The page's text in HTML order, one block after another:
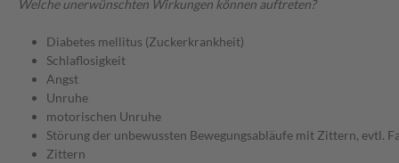
Welche unerwünschten Wirkungen können auftreten?
Diabetes mellitus (Zuckerkrankheit)
Schlaflosigkeit
Angst
Unruhe
motorischen Unruhe
Störung der unbewussten Bewegungsabläufe mit Zittern, evtl.
Zittern